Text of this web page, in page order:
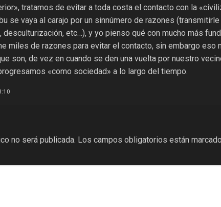
tratamos de evitar a toda costa el contacto con la
se vaya al carajo por un sinnúmero de razones
desculturización, etc…), y yo pienso qué con mucho más
miles de razones para evitar el contacto, sin embargo eso
son, de vez en cuando se den una vuelta por nuestro
«como sociedad» a lo largo del tiempo.
no será publicada. Los campos obligatorios están